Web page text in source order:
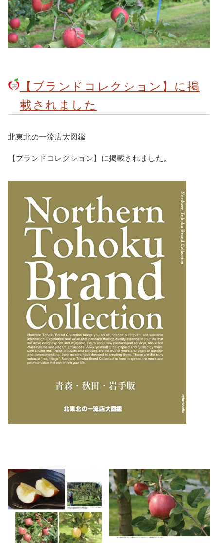
【ブランドコレクション】に掲
載されました
北東北の一流店大図鑑
【ブランドコレクション】に掲載されました。